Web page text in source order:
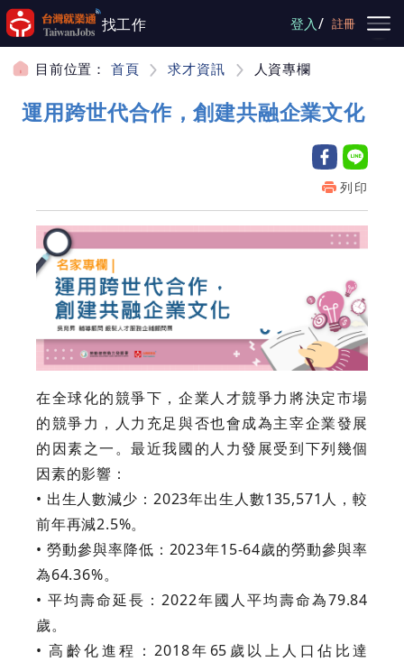
跳到主要內容
找工作 登入/ 註冊
目前位置： 首頁 求才資訊 人資專欄
運用跨世代合作，創建共融企業文化
列印
在全球化的競爭下，企業人才競爭力將決定市場
的競爭力，人力充足與否也會成為主宰企業發展
的因素之一。最近我國的人力發展受到下列幾個
因素的影響：
• 出生人數減少：2023年出生人數135,571人，較
前年再減2.5%。
• 勞動參與率降低：2023年15-64歲的勞動參與率
為64.36%。
• 平均壽命延長：2022年國人平均壽命為79.84
歲。
• 高齡化進程：2018年65歲以上人口佔比達